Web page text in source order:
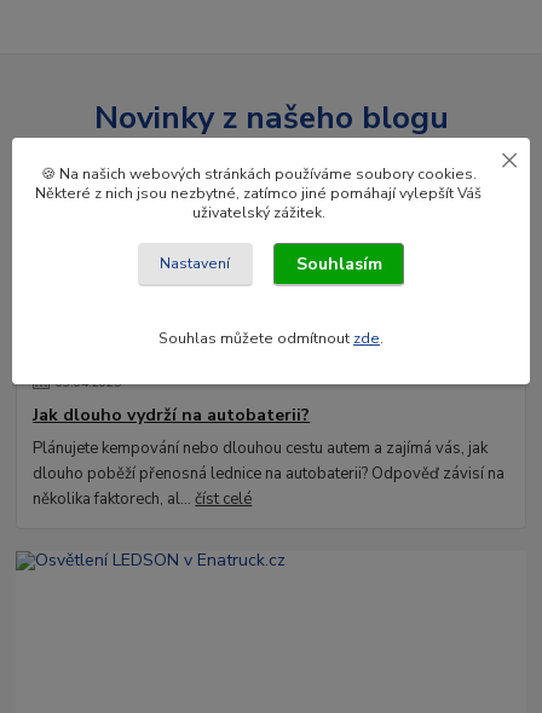
Novinky z našeho blogu
03.04.2025
Jak dlouho vydrží na autobaterii?
Plánujete kempování nebo dlouhou cestu autem a zajímá vás, jak
dlouho poběží přenosná lednice na autobaterii? Odpověď závisí na
několika faktorech, al...číst celé
🍪 Na našich webových stránkách používáme soubory cookies.
Některé z nich jsou nezbytné, zatímco jiné pomáhají vylepšít Váš
uživatelský zážitek.
Nastavení Souhlasím
Souhlas můžete odmítnout zde.